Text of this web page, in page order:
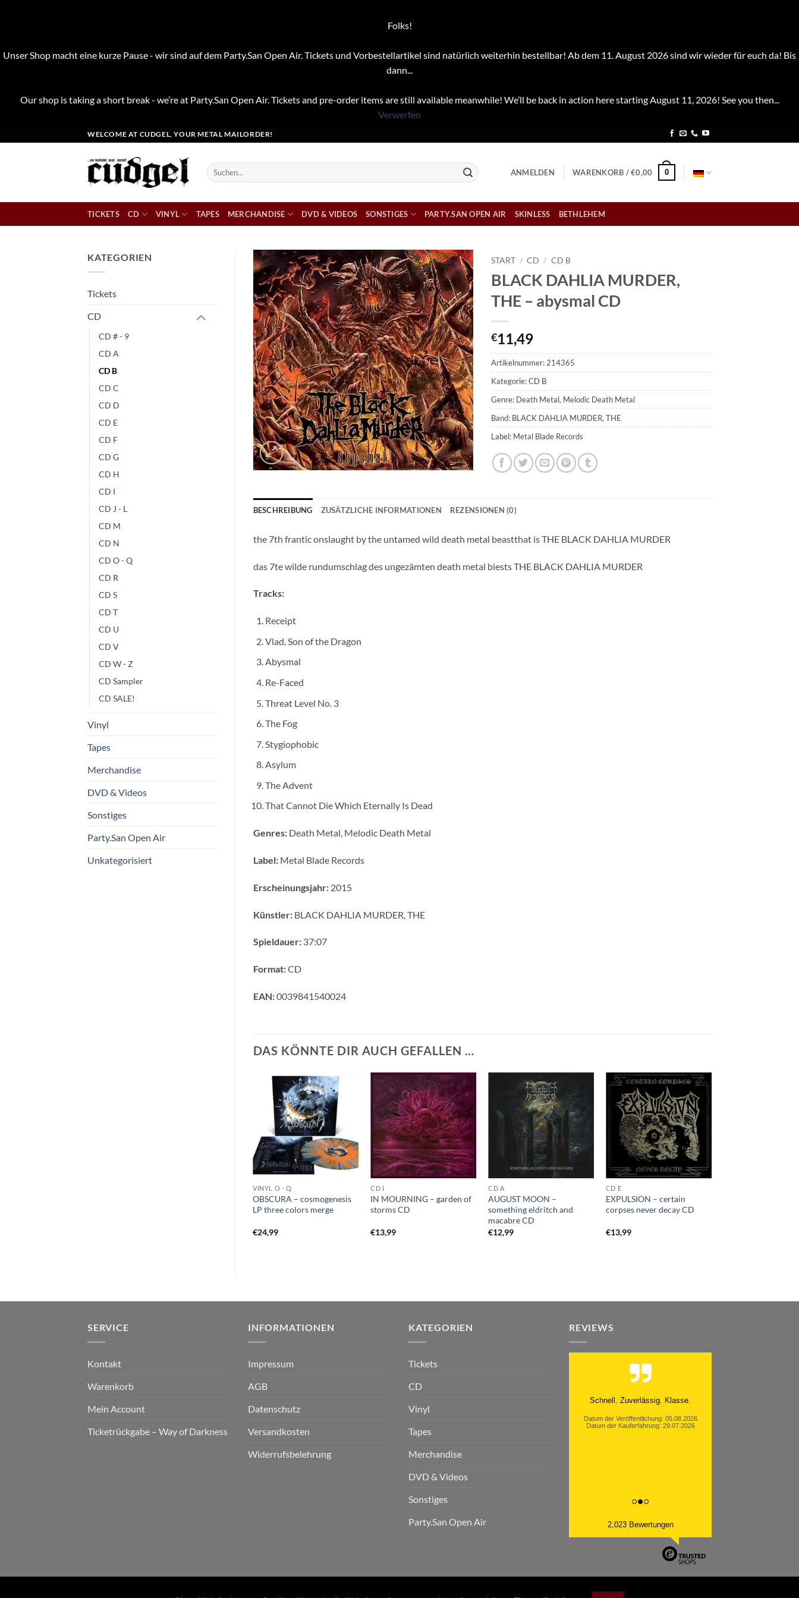
Folks!
Unser Shop macht eine kurze Pause - wir sind auf dem Party.San Open Air. Tickets und Vorbestellartikel sind natürlich weiterhin bestellbar! Ab dem 11. August 2026 sind wir wieder für euch da! Bis
dann...
Our shop is taking a short break - we’re at Party.San Open Air. Tickets and pre-order items are still available meanwhile! We’ll be back in action here starting August 11, 2026! See you then...
Verwerfen
Inhalt
WELCOME AT CUDGEL, YOUR METAL MAILORDER!
Suchen
nach:
ANMELDEN WARENKORB /€0,00 0
TICKETS CD VINYL TAPES MERCHANDISE DVD & VIDEOS SONSTIGES PARTY.SAN OPEN AIR SKINLESS BETHLEHEM
KATEGORIEN
Tickets
CD
CD # - 9
CD A
CD B
CD C
CD D
CD E
CD F
CD G
CD H
CD I
CD J - L
CD M
CD N
CD O - Q
CD R
CD S
CD T
CD U
CD V
CD W - Z
CD Sampler
CD SALE!
Vinyl
Tapes
Merchandise
DVD & Videos
Sonstiges
Party.San Open Air
Unkategorisiert
START / CD / CD B
BLACK DAHLIA MURDER,
THE – abysmal CD
€11,49
Artikelnummer: 214365
Kategorie:CD B
Genre: Death Metal, Melodic Death Metal
Band: BLACK DAHLIA MURDER, THE
Label: Metal Blade Records
BESCHREIBUNG ZUSÄTZLICHE INFORMATIONEN REZENSIONEN (0)
the 7th frantic onslaught by the untamed wild death metal beastthat is THE BLACK DAHLIA MURDER
das 7te wilde rundumschlag des ungezämten death metal biests THE BLACK DAHLIA MURDER
Tracks:
Receipt
Vlad, Son of the Dragon
Abysmal
Re-Faced
Threat Level No. 3
The Fog
Stygiophobic
Asylum
The Advent
That Cannot Die Which Eternally Is Dead
Genres:Death Metal, Melodic Death Metal
Label:Metal Blade Records
Erscheinungsjahr:2015
Künstler:BLACK DAHLIA MURDER, THE
Spieldauer:37:07
Format:CD
EAN:0039841540024
DAS KÖNNTE DIR AUCH GEFALLEN …
VINYL O - Q
OBSCURA – cosmogenesis
LP three colors merge
€24,99
CD I
IN MOURNING – garden of
storms CD
€13,99
CD A
AUGUST MOON –
something eldritch and
macabre CD
€12,99
CD E
EXPULSION – certain
corpses never decay CD
€13,99
SERVICE
Kontakt
Warenkorb
Mein Account
Ticketrückgabe – Way of Darkness
INFORMATIONEN
Impressum
AGB
Datenschutz
Versandkosten
Widerrufsbelehrung
KATEGORIEN
Tickets
CD
Vinyl
Tapes
Merchandise
DVD & Videos
Sonstiges
Party.San Open Air
REVIEWS
Schnell. Zuverlässig. Klasse.
Datum der Veröffentlichung: 05.08.2026
Datum der Kauferfahrung: 29.07.2026
2,023 Bewertungen